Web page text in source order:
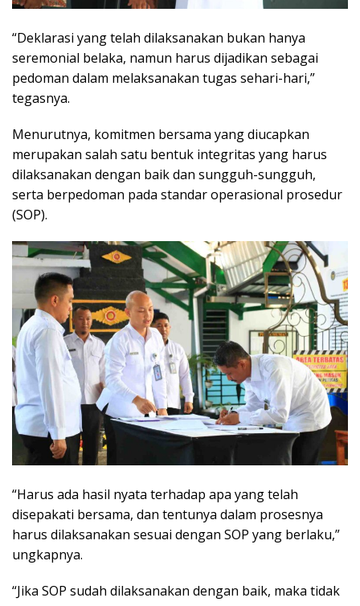
“Deklarasi yang telah dilaksanakan bukan hanya
seremonial belaka, namun harus dijadikan sebagai
pedoman dalam melaksanakan tugas sehari-hari,”
tegasnya.
Menurutnya, komitmen bersama yang diucapkan
merupakan salah satu bentuk integritas yang harus
dilaksanakan dengan baik dan sungguh-sungguh,
serta berpedoman pada standar operasional prosedur
(SOP).
“Harus ada hasil nyata terhadap apa yang telah
disepakati bersama, dan tentunya dalam prosesnya
harus dilaksanakan sesuai dengan SOP yang berlaku,”
ungkapnya.
“Jika SOP sudah dilaksanakan dengan baik, maka tidak